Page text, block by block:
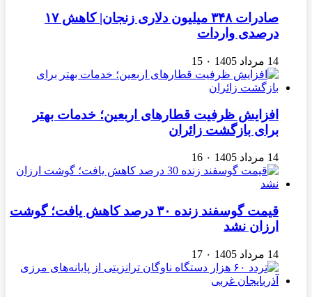
صادرات ۳۴۸ میلیون دلاری زنجان| ‌کاهش ۱۷
درصدی واردات
14 مرداد 1405 ۰ 15
افزایش ظرفیت قطارهای اربعین؛ خدمات بهتر
برای بازگشت زائران
14 مرداد 1405 ۰ 16
قیمت گوسفند زنده ۳۰ درصد کاهش یافت؛ گوشت
ارزان نشد
14 مرداد 1405 ۰ 17